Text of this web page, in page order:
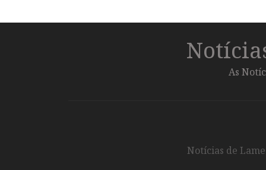
As
Notícias de